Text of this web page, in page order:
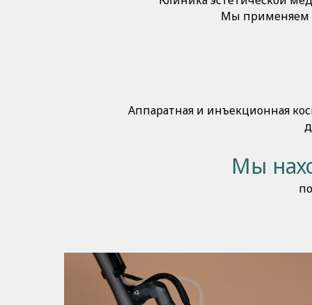
Мы применяем
Аппаратная и инъекционная
Мы